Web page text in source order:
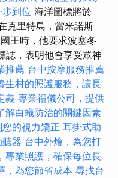
到位 海洋圖標將於
克里特島，當米諾斯
王時，他要求波塞冬
誌，表明他會享受眾神
推薦 台中按摩服務推薦
生村的照護服務，讓長
義 專業禮儀公司，提供
解白蟻防治的關鍵因素
的視力矯正 耳掛式助
器 台中外燴，為您打
專業照護，確保每位長
，為您節省成本 尋找台